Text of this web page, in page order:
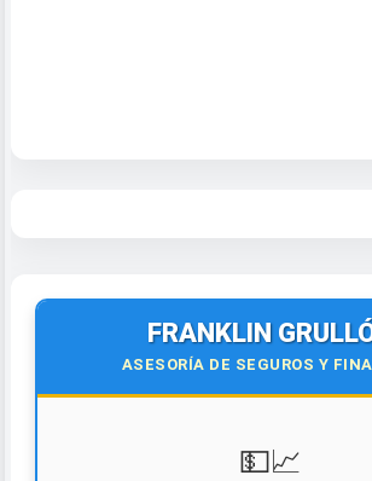
FRANKLIN
ASESORÍA DE SEGUROS Y
💵📈